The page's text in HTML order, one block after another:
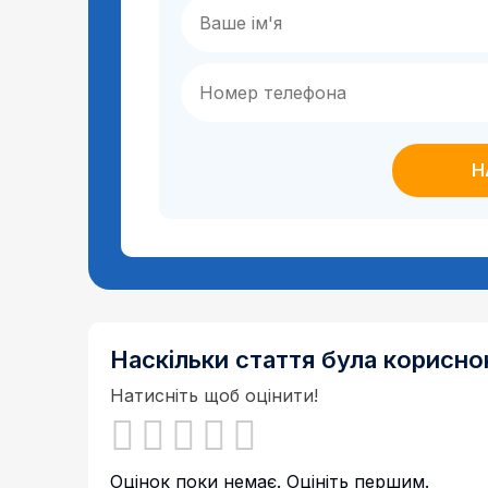
Наскільки стаття була
Натисніть щоб оцінити!
Оцінок поки немає. Оцініть першим.